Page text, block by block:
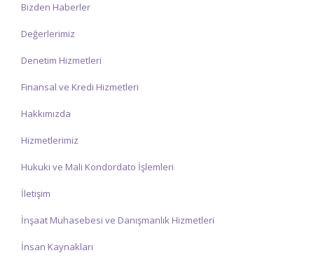
Bizden Haberler
Değerlerimiz
Denetim Hizmetleri
Finansal ve Kredi Hizmetleri
Hakkımızda
Hizmetlerimiz
Hukuki ve Mali Kondordato İşlemleri
İletişim
İnşaat Muhasebesi ve Danışmanlık Hizmetleri
İnsan Kaynakları